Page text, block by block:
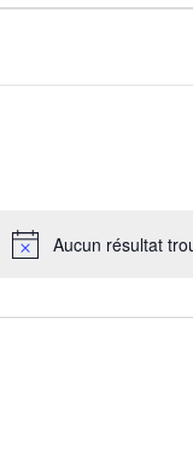
Notice
Aucun résultat